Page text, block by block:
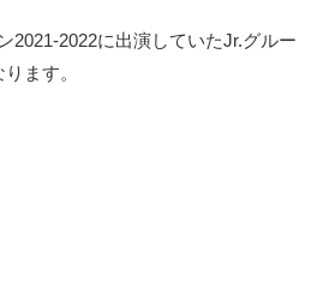
2021-2022に出演していたJr.グルー
ます。